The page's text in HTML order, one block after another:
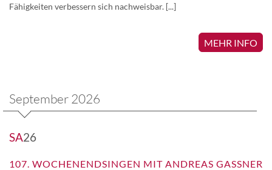
Fähigkeiten verbessern sich nachweisbar. [...]
MEHR INFO
September 2026
SA26
107. WOCHENENDSINGEN MIT ANDREAS GASSNER